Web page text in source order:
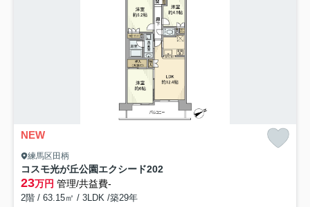
NEW
練馬区田柄
コスモ光が丘公園エクシード202
23万円 管理/共益費-
2階 / 63.15㎡ / 3LDK /築29年